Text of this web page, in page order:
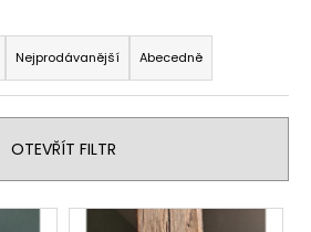
Nejprodávanější Abecedně
OTEVŘÍT FILTR